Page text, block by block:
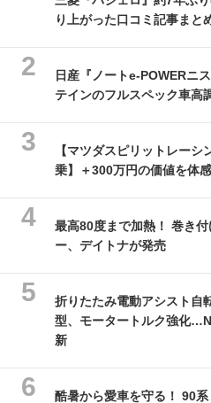
り上がった口コミ記事まと
日産『ノートe-POWERニ
テインのフルスペック車高
【マツダスピリットレー
乗】＋300万円の価値を体
最高80度まで加熱！ 巻き
ー、デイトナが発売
折りたたみ電動アシスト
型、モータートルク強化
新
酷暑から愛車を守る！ 90